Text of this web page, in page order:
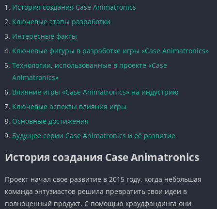
История создания Case Animatronics
Ключевые этапы разработки
Интересные факты
Ключевые фигуры в разработке игры «Case Animatronics»
Технологии, использованные в проекте «Case
Animatronics»
Влияние игры «Case Animatronics» на индустрию
Ключевые аспекты влияния игры
Основные достижения
Будущее серии Case Animatronics и её развитие
История создания Case Animatronics
Проект начал свое развитие в 2015 году, когда небольшая
команда энтузиастов решила превратить свои идеи в
полноценный продукт. С помощью краудфандинга они